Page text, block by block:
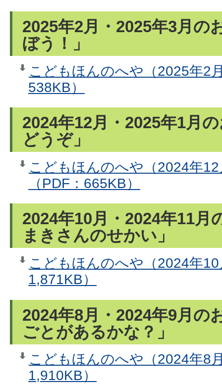
2025年2月・2025年3月の
ぼう！」
こどもほんのへや（2025年2
538KB）
2024年12月・2025年1月
どうぞ」
こどもほんのへや（2024年
（PDF：665KB）
2024年10月・2024年11月
まきさんのせかい」
こどもほんのへや（2024年
1,871KB）
2024年8月・2024年9月の
ごとがあるかな？」
こどもほんのへや（2024年8
1,910KB）